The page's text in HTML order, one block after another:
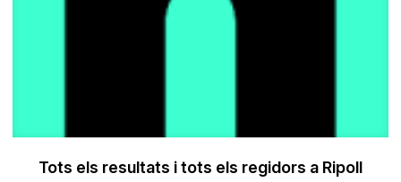
Tots els resultats i tots els regidors a Ripoll